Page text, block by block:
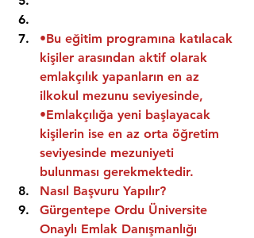
•Bu eğitim programına katılacak
kişiler arasından aktif olarak
emlakçılık yapanların en az
ilkokul mezunu seviyesinde,
•Emlakçılığa yeni başlayacak
kişilerin ise en az orta öğretim
seviyesinde mezuniyeti
bulunması gerekmektedir.
Nasıl Başvuru Yapılır?
Gürgentepe Ordu Üniversite
Onaylı Emlak Danışmanlığı